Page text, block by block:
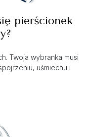
pierścionek
Twoja wybranka musi
uśmiechu i